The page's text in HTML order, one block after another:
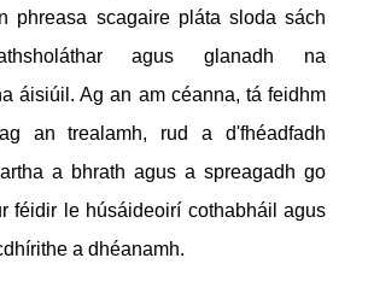
phreasa scagaire pláta sloda sách
agus glanadh na
áisiúil. Ag an am céanna, tá feidhm
an trealamh, rud a d'fhéadfadh
a bhrath agus a spreagadh go
féidir le húsáideoirí cothabháil agus
a dhéanamh.